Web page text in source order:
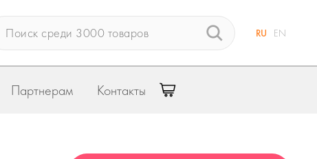
RU EN
Партнерам Контакты